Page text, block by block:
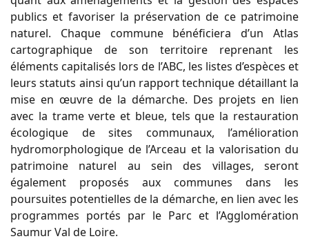
publics et favoriser la préservation de ce patrimoine
naturel. Chaque commune bénéficiera d’un Atlas
cartographique de son territoire reprenant les
éléments capitalisés lors de l’ABC, les listes d’espèces et
leurs statuts ainsi qu’un rapport technique détaillant la
mise en œuvre de la démarche. Des projets en lien
avec la trame verte et bleue, tels que la restauration
écologique de sites communaux, l’amélioration
hydromorphologique de l’Arceau et la valorisation du
patrimoine naturel au sein des villages, seront
également proposés aux communes dans les
poursuites potentielles de la démarche, en lien avec les
programmes portés par le Parc et l’Agglomération
Saumur Val de Loire.